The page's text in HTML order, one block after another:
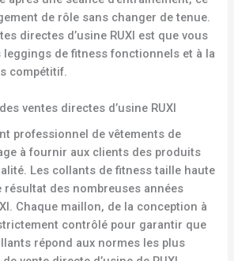
de rôle sans changer de tenue.
directes d’usine RUXI est que vous
leggings de fitness fonctionnels et à la
compétitif.
ventes directes d’usine RUXI
professionnel de vêtements de
à fournir aux clients des produits
Les collants de fitness taille haute
résultat des nombreuses années
Chaque maillon, de la conception à
contrôlé pour garantir que
répond aux normes les plus